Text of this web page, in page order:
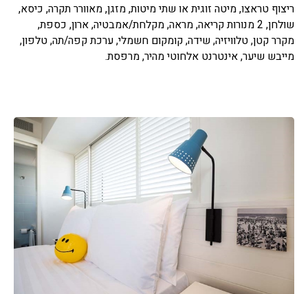
ריצוף טראצו, מיטה זוגית או שתי מיטות, מזגן, מאוורר תקרה, כיסא,
שולחן, 2 מנורות קריאה, מראה, מקלחת/אמבטיה, ארון, כספת,
מקרר קטן, טלוויזיה, שידה, קומקום חשמלי, ערכת קפה/תה, טלפון,
מייבש שיער, אינטרנט אלחוטי מהיר, מרפסת.